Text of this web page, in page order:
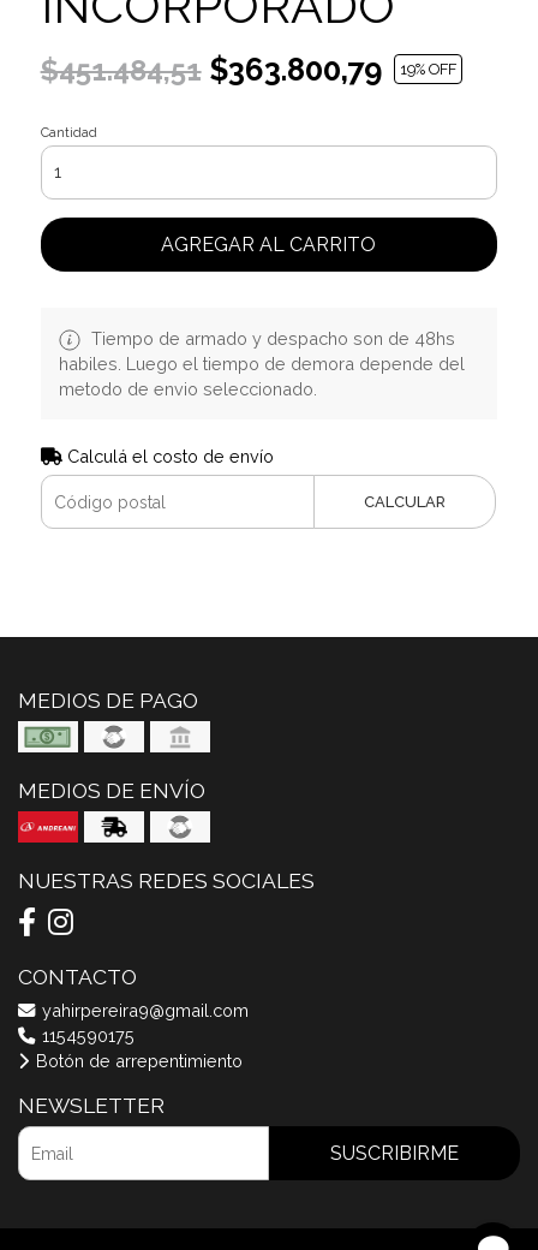
$451.484,51$363.800,79 19% OFF
Cantidad
AGREGAR AL CARRITO
Tiempo de armado y despacho son de 48hs
habiles. Luego el tiempo de demora depende del
metodo de envio seleccionado.
Calculá el costo de envío
CALCULAR
MEDIOS DE PAGO
MEDIOS DE ENVÍO
NUESTRAS REDES SOCIALES
CONTACTO
yahirpereira9@gmail.com
1154590175
Botón de arrepentimiento
NEWSLETTER
SUSCRIBIRME